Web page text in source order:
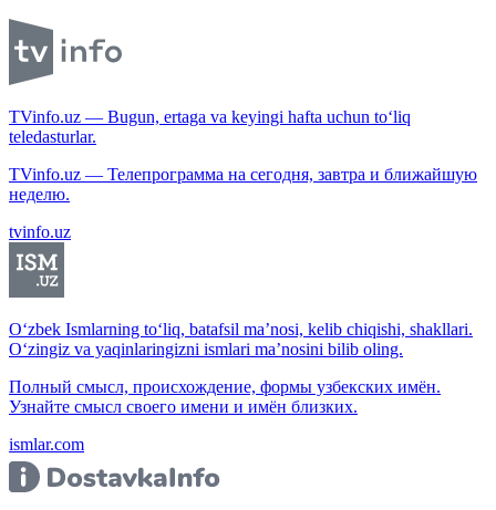
TVinfo.uz — Bugun, ertaga va keyingi hafta uchun to‘liq
teledasturlar.
TVinfo.uz — Телепрограмма на сегодня, завтра и ближайшую
неделю.
tvinfo.uz
O‘zbek Ismlarning to‘liq, batafsil ma’nosi, kelib chiqishi, shakllari.
O‘zingiz va yaqinlaringizni ismlari ma’nosini bilib oling.
Полный смысл, происхождение, формы узбекских имён.
Узнайте смысл своего имени и имён близких.
ismlar.com